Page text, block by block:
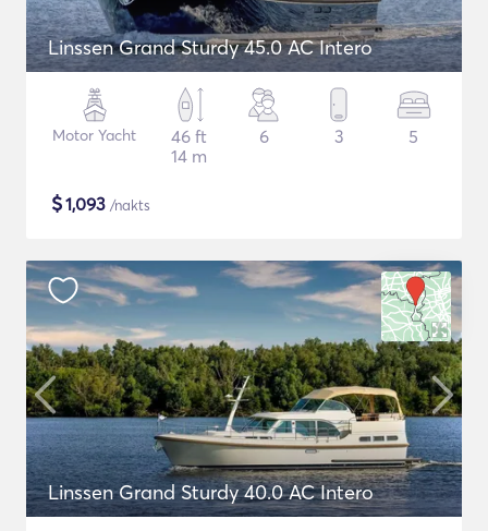
Linssen Grand Sturdy 45.0 AC Intero
Motor Yacht
46 ft
14 m
6 3 5
$1,093 /nakts
Linssen Grand Sturdy 40.0 AC Intero